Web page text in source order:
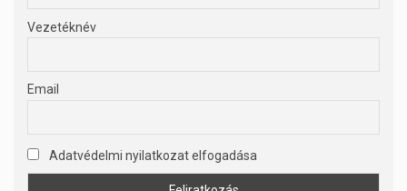
Vezetéknév
Email
Adatvédelmi nyilatkozat elfogadása